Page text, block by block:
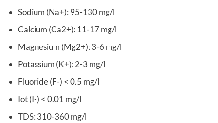
Sodium (Na+): 95-130 mg/l
Calcium (Ca2+): 11-17 mg/l
Magnesium (Mg2+): 3-6 mg/l
Potassium (K+): 2-3 mg/l
Fluoride (F-) < 0.5 mg/l
Iot (I-) < 0.01 mg/l
TDS: 310-360 mg/l